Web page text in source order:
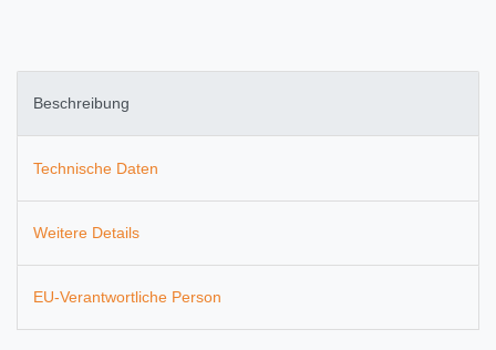
Beschreibung
Technische Daten
Weitere Details
EU-Verantwortliche Person